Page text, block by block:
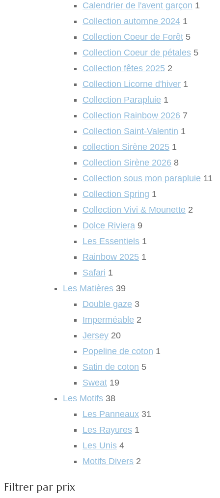
Calendrier de l'avent garçon 1
Collection automne 2024 1
Collection Coeur de Forêt 5
Collection Coeur de pétales 5
Collection fêtes 2025 2
Collection Licorne d'hiver 1
Collection Parapluie 1
Collection Rainbow 2026 7
Collection Saint-Valentin 1
collection Sirène 2025 1
Collection Sirène 2026 8
Collection sous mon parapluie 11
Collection Spring 1
Collection Vivi & Mounette 2
Dolce Riviera 9
Les Essentiels 1
Rainbow 2025 1
Safari 1
Les Matières 39
Double gaze 3
Imperméable 2
Jersey 20
Popeline de coton 1
Satin de coton 5
Sweat 19
Les Motifs 38
Les Panneaux 31
Les Rayures 1
Les Unis 4
Motifs Divers 2
Filtrer par prix